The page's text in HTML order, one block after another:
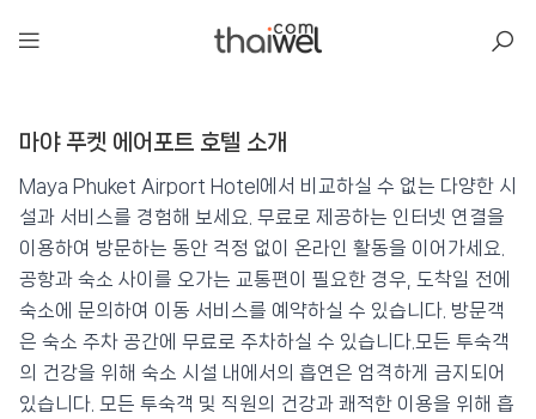
마야 푸켓 에어포트 호텔
📍 푸켓 ★★★★ ⭐ 8.2
💰 최저가 확인 · 예약하기
마야 푸켓 에어포트 호텔 소개
Maya Phuket Airport Hotel에서 비교하실 수 없는 다양한 시
설과 서비스를 경험해 보세요. 무료로 제공하는 인터넷 연결을
이용하여 방문하는 동안 걱정 없이 온라인 활동을 이어가세요.
공항과 숙소 사이를 오가는 교통편이 필요한 경우, 도착일 전에
숙소에 문의하여 이동 서비스를 예약하실 수 있습니다. 방문객
은 숙소 주차 공간에 무료로 주차하실 수 있습니다.모든 투숙객
의 건강을 위해 숙소 시설 내에서의 흡연은 엄격하게 금지되어
있습니다. 모든 투숙객 및 직원의 건강과 쾌적한 이용을 위해 흡